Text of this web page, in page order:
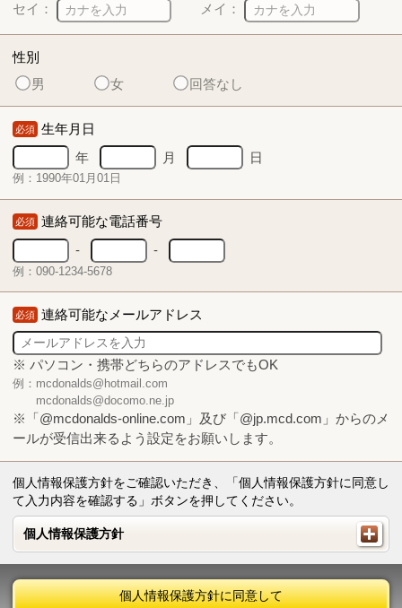
セイ：
メイ：
性別
男
女 回答なし
必須 生年月日
年
月 日
例：1990年01月01日
必須 連絡可能な電話番号
-
-
例：090-1234-5678
必須 連絡可能なメールアドレス
※ パソコン・携帯どちらのアドレスでもOK
例：mcdonalds@hotmail.com
mcdonalds@docomo.ne.jp
※「@mcdonalds-online.com」及び「@jp.mcd.com」からのメ
ールが受信出来るよう設定をお願いします。
個人情報保護方針をご確認いただき、「個人情報保護方針に同意し
て入力内容を確認する」ボタンを押してください。
個人情報保護方針
個人情報保護方針
個人情報保護方針に同意して